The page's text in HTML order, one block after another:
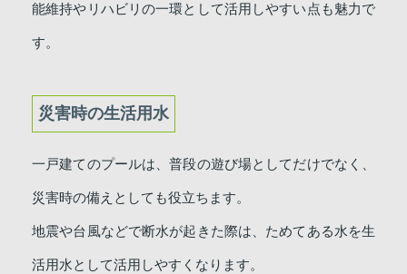
能維持やリハビリの一環として活用しやすい点も魅力で
す。
災害時の生活用水
一戸建てのプールは、普段の遊び場としてだけでなく、
災害時の備えとしても役立ちます。
地震や台風などで断水が起きた際は、ためてある水を生
活用水として活用しやすくなります。